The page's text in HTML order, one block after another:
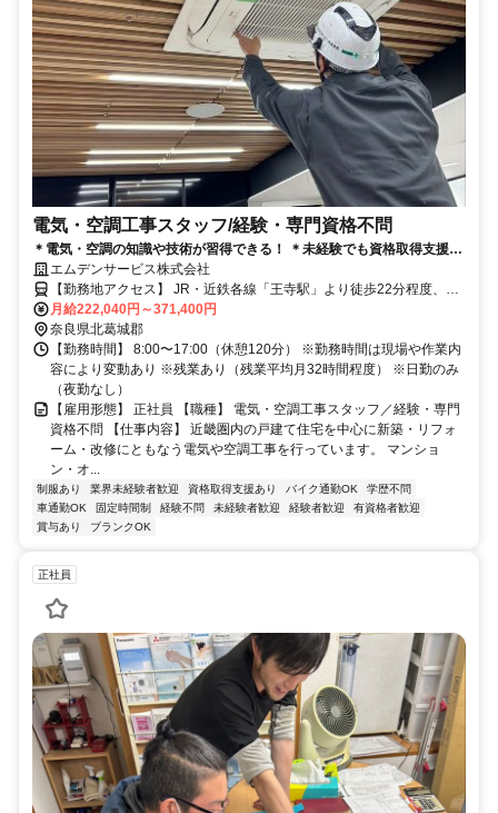
電気・空調工事スタッフ/経験・専門資格不問
＊電気・空調の知識や技術が習得できる！ ＊未経験でも資格取得支援制
度でスキルアップ可能 ＊頑張り次第で給与もUP
エムデンサービス株式会社
【勤務地アクセス】 JR・近鉄各線「王寺駅」より徒歩22分程度、車
で5分程度 JR大和路線「三郷駅」より車で5分程度 JR和歌山線「畠田
駅」より車で5分程度 近鉄田原本線「新王寺駅」より車で7分程度 近
鉄大阪線「河内国分駅」より車で14分程度 近鉄田原本線「箸尾駅」
より車で17分程度 〇車・マイカー通勤OK（駐車場あり）
月給222,040円～371,400円
奈良県北葛城郡
【勤務時間】 8:00〜17:00（休憩120分） ※勤務時間は現場や作業内
容により変動あり ※残業あり（残業平均月32時間程度） ※日勤のみ
（夜勤なし）
【雇用形態】 正社員 【職種】 電気・空調工事スタッフ／経験・専門
資格不問 【仕事内容】 近畿圏内の戸建て住宅を中心に新築・リフォ
ーム・改修にともなう電気や空調工事を行っています。 マンショ
ン・オ...
制服あり 業界未経験者歓迎 資格取得支援あり バイク通勤OK
学歴不問
車通勤OK
固定時間制 経験不問 未経験者歓迎 経験者歓迎
有資格者歓迎
賞与あり
ブランクOK
正社員